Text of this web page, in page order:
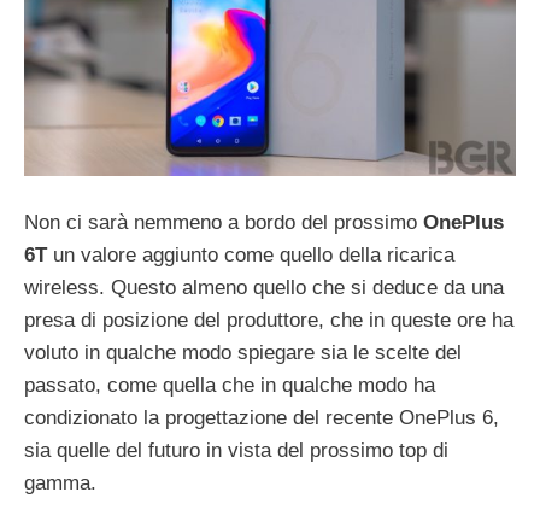
Non ci sarà nemmeno a bordo del prossimo OnePlus
6Tun valore aggiunto come quello della ricarica
wireless. Questo almeno quello che si deduce da una
presa di posizione del produttore, che in queste ore ha
voluto in qualche modo spiegare sia le scelte del
passato, come quella che in qualche modo ha
condizionato la progettazione del recente OnePlus 6,
sia quelle del futuro in vista del prossimo top di
gamma.